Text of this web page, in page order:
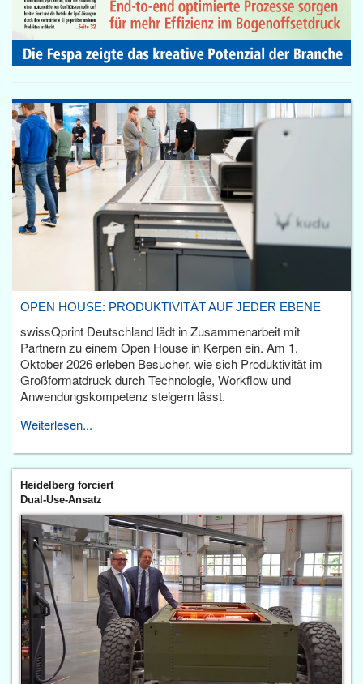
OPEN HOUSE: PRODUKTIVITÄT AUF JEDER EBENE
swissQprint Deutschland lädt in Zusammenarbeit mit
Partnern zu einem Open House in Kerpen ein. Am 1.
Oktober 2026 erleben Besucher, wie sich Produktivität im
Großformatdruck durch Technologie, Workflow und
Anwendungskompetenz steigern lässt.
Weiterlesen...
Heidelberg forciert
Dual-Use-Ansatz